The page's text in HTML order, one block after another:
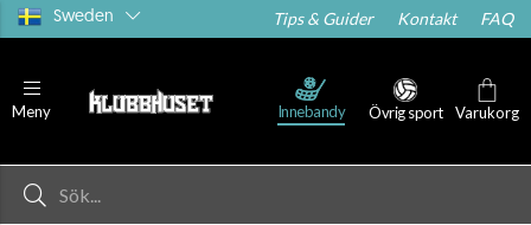
Sweden Tips & Guider Kontakt FAQ
Meny Innebandy Övrig sport Varukorg